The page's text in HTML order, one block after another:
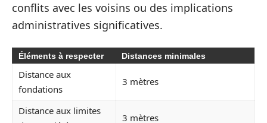
conflits avec les voisins ou des implications
administratives significatives.
Éléments à respecter Distances minimales
Distance aux
fondations
3 mètres
Distance aux limites
3 mètres